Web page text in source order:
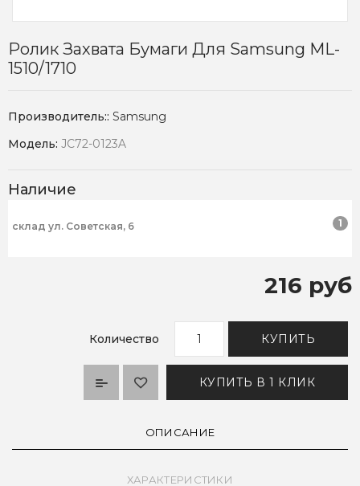
Ролик Захвата Бумаги Для Samsung ML-
1510/1710
Производитель:: Samsung
Модель: JC72-0123A
Наличие
склад ул. Советская, 6 1
216 руб
Количество КУПИТЬ
КУПИТЬ В 1 КЛИК
ОПИСАНИЕ
ХАРАКТЕРИСТИКИ